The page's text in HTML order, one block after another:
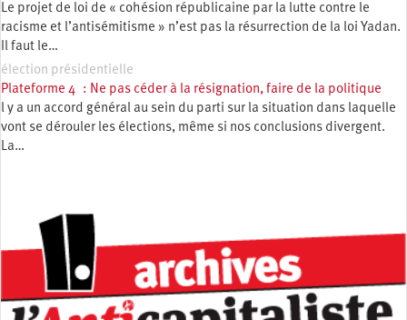
Le projet de loi de « cohésion républicaine par la lutte contre le
racisme et l’antisémitisme » n’est pas la résurrection de la loi Yadan.
Il faut le…
élection présidentielle
Plateforme 4 : Ne pas céder à la résignation, faire de la politique
l y a un accord général au sein du parti sur la situation dans laquelle
vont se dérouler les élections, même si nos conclusions divergent.
La…